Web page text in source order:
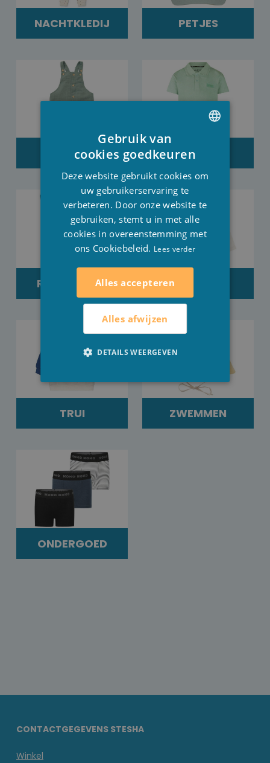
NACHTKLEDIJ PETJES
PLAYSUITS POLO'S
REGENLAARS T-SHIRTS
TRUI ZWEMMEN
ONDERGOED
CONTACTGEGEVENS STESHA
Winkel
ENGLISH
Gebruik van
cookies goedkeuren
Deze website gebruikt cookies om
uw gebruikerservaring te
verbeteren. Door onze website te
gebruiken, stemt u in met alle
cookies in overeenstemming met
ons Cookiebeleid. Lees verder
Alles accepteren
Alles afwijzen
DETAILS WEERGEVEN